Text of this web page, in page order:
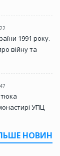
1991 року.
війну та
УПЦ
НОВИН